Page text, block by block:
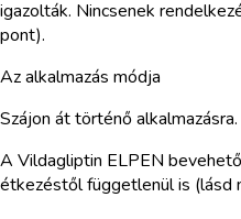
igazolták. Nincsenek
pont).
Az alkalmazás módja
Szájon át történő alkalmazásra.
A Vildagliptin ELPEN
étkezéstől függetlenül is (lásd